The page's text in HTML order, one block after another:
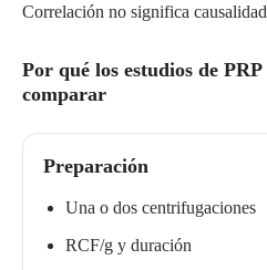
Correlación no significa
Por qué los estudios de
comparar
Preparación
Una o dos centrifugaciones
RCF/g y duración